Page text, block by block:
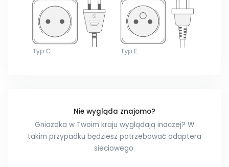
Nie wygląda znajomo?
Gniazdka w Twoim kraju wyglądają inaczej? W
takim przypadku będziesz potrzebować adaptera
sieciowego.